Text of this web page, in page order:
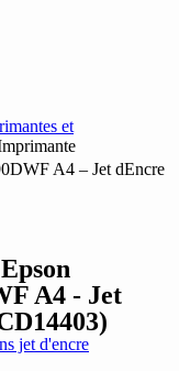
et
A4 – Jet dEncre
A4 - Jet
jet d'encre